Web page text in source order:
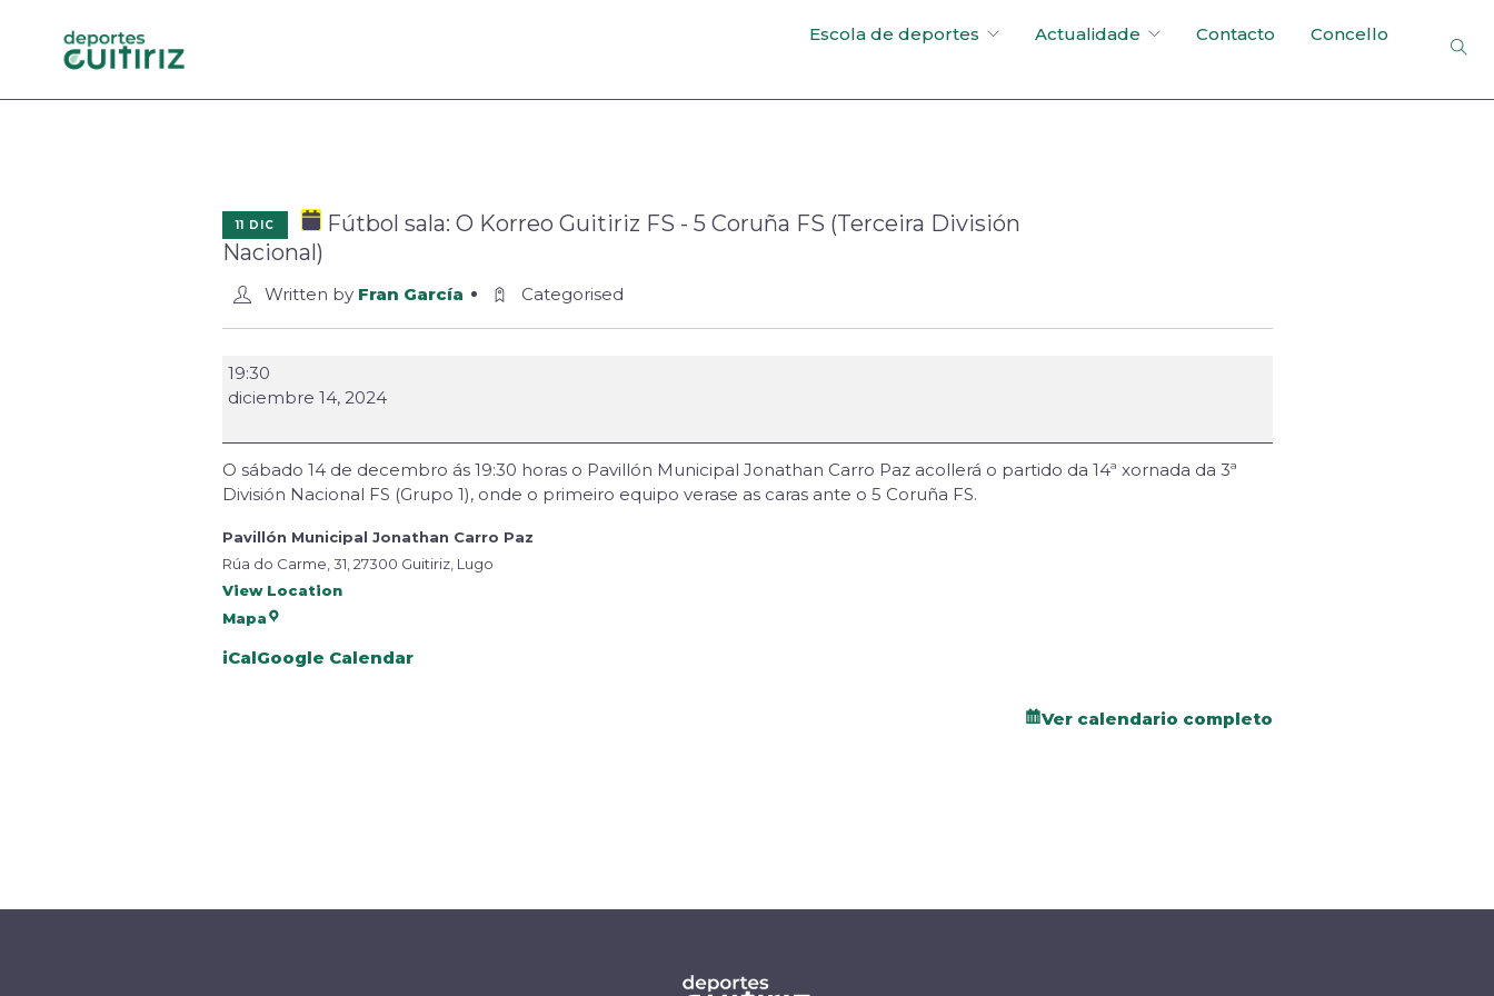
Escola de deportes Actualidade Contacto Concello
11 DIC
Fútbol sala: O Korreo Guitiriz FS - 5 Coruña FS (Terceira División
Nacional)
Written by Fran García Categorised
19:30
diciembre 14, 2024
O sábado 14 de decembro ás 19:30 horas o Pavillón Municipal Jonathan Carro Paz acollerá o partido da 14ª xornada da 3ª
División Nacional FS (Grupo 1), onde o primeiro equipo verase as caras ante o 5 Coruña FS.
Pavillón Municipal Jonathan Carro Paz
Rúa do Carme, 31, 27300 Guitiriz, Lugo
View Location
Mapa
iCalGoogle Calendar
Ver calendario completo